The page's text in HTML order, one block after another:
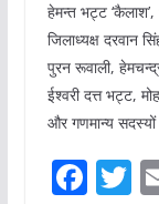
हेमन्त भट्ट ‘कैलाश’,
जिलाध्यक्ष दरवान
पुरन रूवाली,
ईश्वरी दत्त भट्ट,
और गणमान्य सदस्यों
F T